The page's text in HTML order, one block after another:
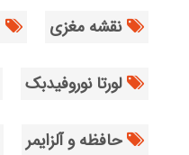
نقشه مغزی
لورتا نوروفیدبک
حافظه و آلزایمر